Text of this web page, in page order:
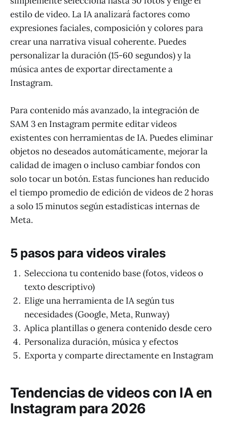
estilo de video. La IA analizará factores como
expresiones faciales, composición y colores para
crear una narrativa visual coherente. Puedes
personalizar la duración (15-60 segundos) y la
música antes de exportar directamente a
Instagram.
Para contenido más avanzado, la integración de
SAM 3 en Instagram permite editar videos
existentes con herramientas de IA. Puedes eliminar
objetos no deseados automáticamente, mejorar la
calidad de imagen o incluso cambiar fondos con
solo tocar un botón. Estas funciones han reducido
el tiempo promedio de edición de videos de 2 horas
a solo 15 minutos según estadísticas internas de
Meta.
5 pasos para videos virales
Selecciona tu contenido base (fotos, videos o
texto descriptivo)
Elige una herramienta de IA según tus
necesidades (Google, Meta, Runway)
Aplica plantillas o genera contenido desde cero
Personaliza duración, música y efectos
Exporta y comparte directamente en Instagram
Tendencias de videos con IA en
Instagram para 2026